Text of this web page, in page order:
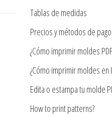
Tablas de medidas
Precios y métodos de pago
¿Cómo imprimir moldes
¿Cómo imprimir moldes en
Edita o estampa tu molde
How to print patterns?